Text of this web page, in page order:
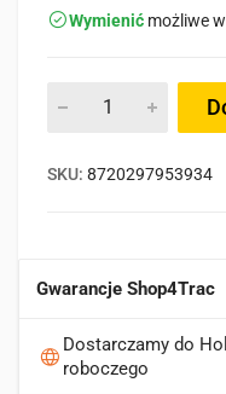
Wymienić możliwe
SKU: 8720297953934
Gwarancje Shop4Trac
Dostarczamy do
roboczego